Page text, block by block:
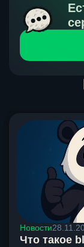
получения
направлений
чат на сайте,
Новости
Что такое